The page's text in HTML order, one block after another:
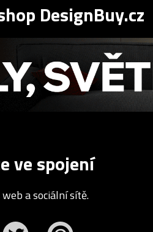
DesignBuy.cz
ve spojení
a sociální sítě.